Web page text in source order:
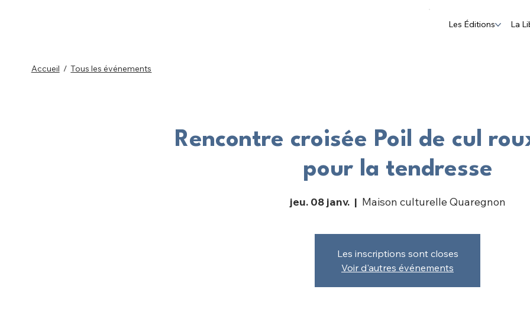
Les Éditions La
Accueil / Tous les événements
Rencontre croisée Poil de cul
pour la tendresse
jeu. 08 janv.
  |
Maison culturelle Quaregnon
Les inscriptions sont closes
Voir d'autres événements